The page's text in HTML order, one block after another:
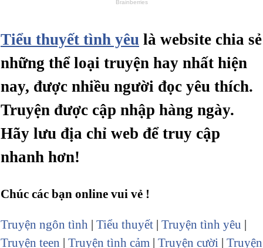
Tiểu thuyết tình yêu là website chia sẻ
những thể loại truyện hay nhất hiện
nay, được nhiều người đọc yêu thích.
Truyện được cập nhập hàng ngày.
Hãy lưu địa chỉ web để truy cập
nhanh hơn!
Chúc các bạn online vui vẻ !
Truyện ngôn tình | Tiểu thuyết | Truyện tình yêu |
Truyện teen | Truyện tình cảm | Truyện cười | Truyện